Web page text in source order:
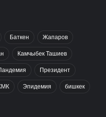
Баткен Жапаров
Камчыбек Ташиев
Президент
Эпидемия бишкек